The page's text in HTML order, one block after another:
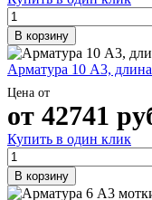
В корзину
Арматура 10 А3,
Цена от
от 42741
Купить в один клик
В корзину